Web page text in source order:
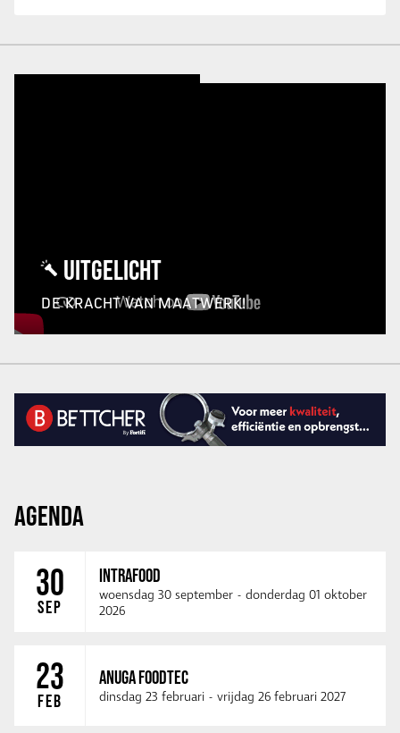
UITGELICHT
DE KRACHT VAN MAATWERK!
AGENDA
30
SEP
INTRAFOOD
woensdag 30 september - donderdag 01 oktober
2026
23
FEB
ANUGA FOODTEC
dinsdag 23 februari - vrijdag 26 februari 2027